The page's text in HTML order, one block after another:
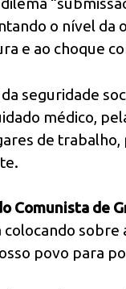
o nível da
e ao choque
seguridade
médico,
de
Comunista de
sobre
povo para